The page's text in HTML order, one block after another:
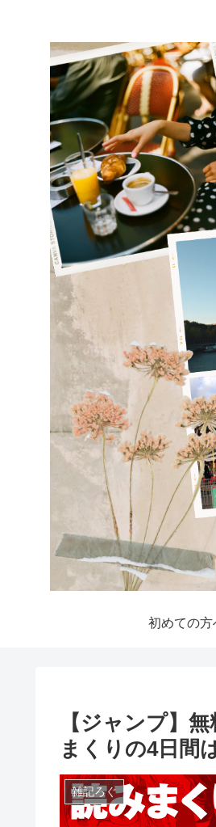
初めての方
【ジャンプ】
まくりの4日間
雑記ろぐ